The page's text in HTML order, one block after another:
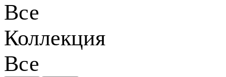
Все
Коллекция
Все